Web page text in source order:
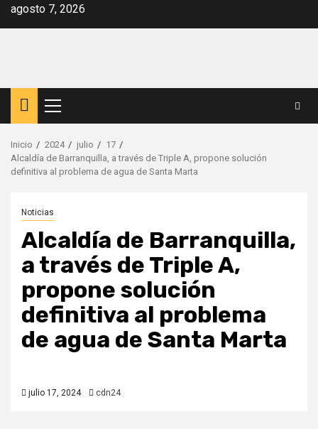
Saltar
agosto 7, 2026
Menú
principal
Inicio 2024 julio
17
Alcaldía de Barranquilla, a través de Triple A, propone solución
definitiva al problema de agua de Santa Marta
Noticias
Alcaldía de Barranquilla,
a través de Triple A,
propone solución
definitiva al problema
de agua de Santa Marta
julio 17, 2024 cdn24